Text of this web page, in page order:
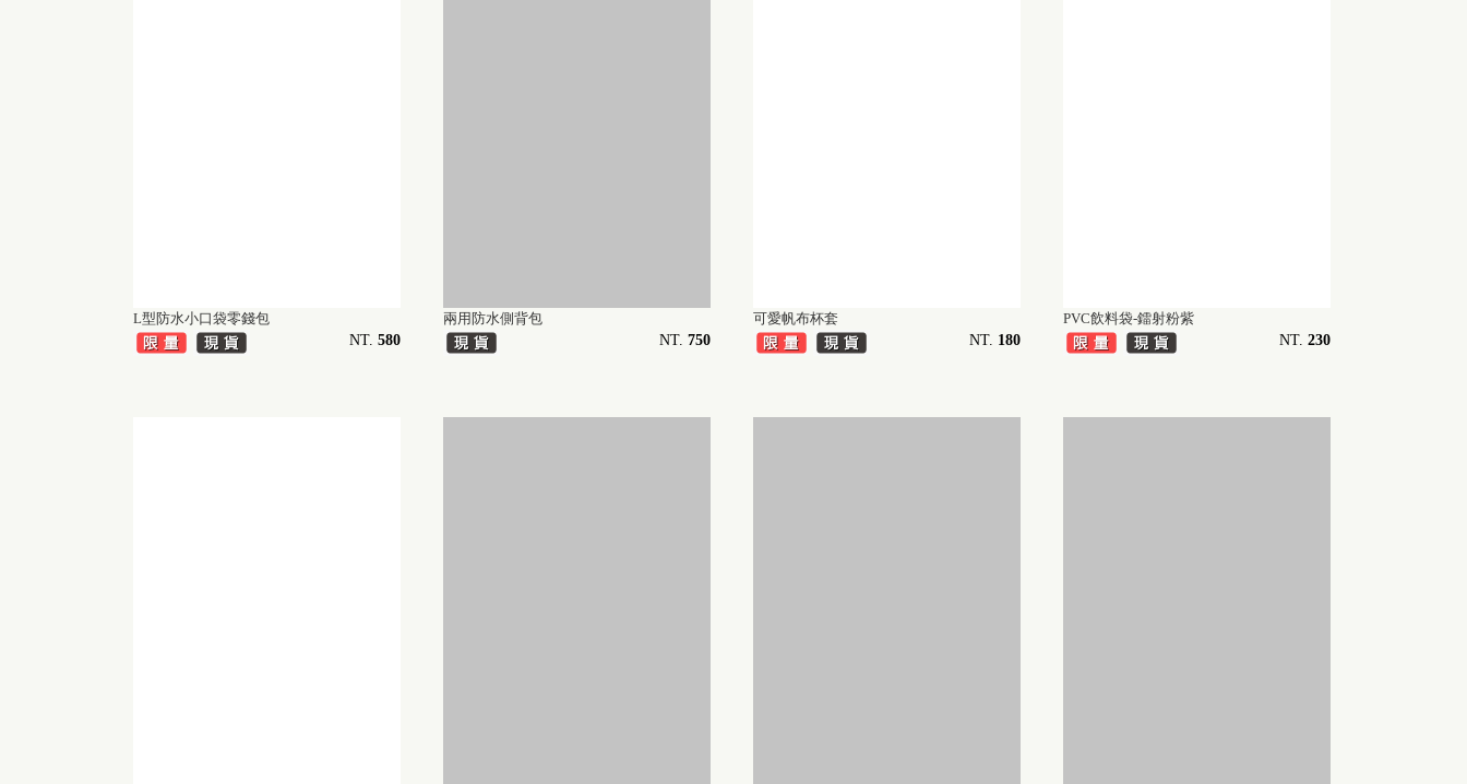
L型防水小口袋零錢包
NT. 580
兩用防水側背包
NT. 750
可愛帆布杯套
NT. 180
PVC飲料袋-鐳射粉紫
NT. 230